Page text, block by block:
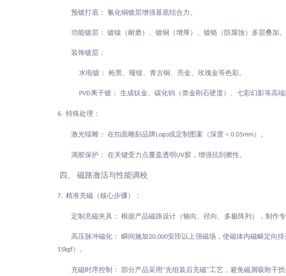
预镀打底： 氰化铜镀层增强基底结合力。
功能镀层： 镀镍（耐磨）、镀铜（增厚）、镀铬（防腐蚀）多层叠加。
装饰镀层：
水电镀： 枪黑、哑镍、青古铜、亮金、玫瑰金等色彩。
PVD离子镀： 生成钛金、碳化钨（类金刚石硬度）、七彩幻影等高
6. 特殊处理：
激光镭雕： 在扣面雕刻品牌Logo或定制图案（深度＜ 0.05mm）。
滴胶保护： 在关键受力点覆盖透明 UV胶，增强抗刮擦性。
四、 磁路激活与性能调校
7. 精准充磁（核心步骤）：
定制充磁夹具： 根据产品磁路设计（轴向、径向、多极阵列），制作专
高压脉冲磁化： 瞬间施加20,000安匝以上强磁场，使磁体内磁畴定向
15kgf）。
充磁时序控制： 部分产品采用“先组装后充磁”工艺，避免磁屑吸附干